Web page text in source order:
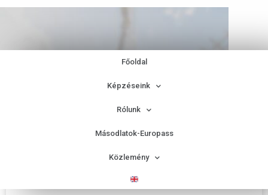
Főoldal
Képzéseink
Rólunk
Másodlatok-Europass
Közlemény
Építőipar
szakképesítések